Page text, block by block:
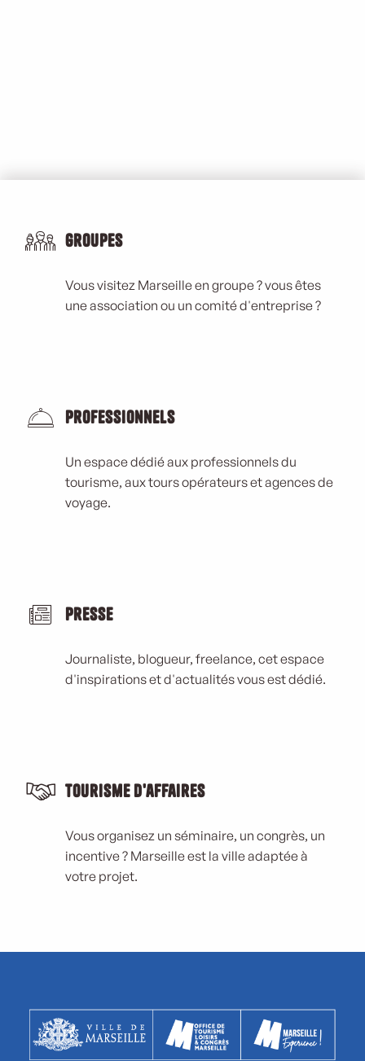
Groupes
Vous visitez Marseille en groupe ? vous êtes
une association ou un comité d'entreprise ?
Professionnels
Un espace dédié aux professionnels du
tourisme, aux tours opérateurs et agences de
voyage.
Presse
Journaliste, blogueur, freelance, cet espace
d'inspirations et d'actualités vous est dédié.
Tourisme d'affaires
Vous organisez un séminaire, un congrès, un
incentive ? Marseille est la ville adaptée à
votre projet.